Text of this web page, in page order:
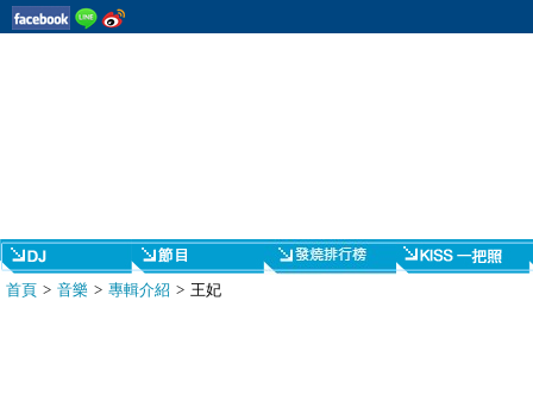
首頁 > 音樂 > 專輯介紹 > 王妃